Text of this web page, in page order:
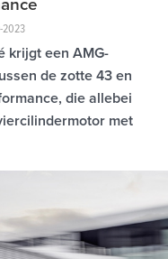
2023
krijgt een AMG-
de zotte 43 en
die allebei
met